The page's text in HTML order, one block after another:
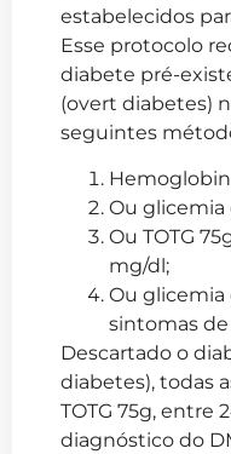
estabelecidos
Esse protocolo
diabete pré-
(overt diabetes)
seguintes
Ou glicemia
Ou TOTG
mg/dl;
Ou glicemia
sintomas
Descartado o
diabetes), todas
TOTG 75g, entre
diagnóstico do